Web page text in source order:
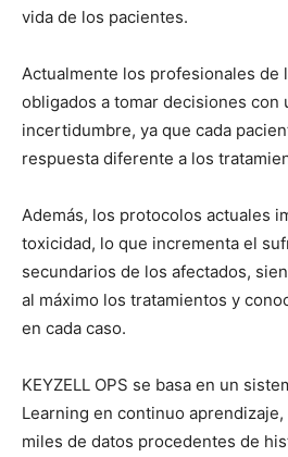
vida de los pacientes.
Actualmente los profesionales de
obligados a tomar decisiones con
incertidumbre, ya que cada
respuesta diferente a los
Además, los protocolos actuales
toxicidad, lo que incrementa el
secundarios de los afectados,
al máximo los tratamientos y
en cada caso.
KEYZELL OPS se basa en un
Learning en continuo
miles de datos procedentes de